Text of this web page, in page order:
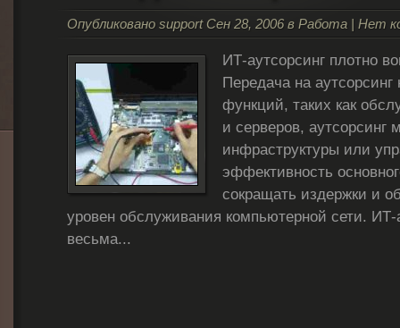
Опубликовано supportСен 28, 2006 в Работа| Нет
ИТ-аутсорсинг плотно
Передача на
функций, таких как
и серверов, аутсорсинг
инфраструктуры или
эффективность
сокращать издержки и
уровен обслуживания компьютерной сети. ИТ-
весьма...